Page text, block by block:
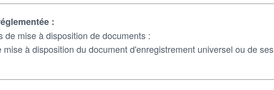
:
de mise à disposition de documents :
mise à disposition du document d'enregistrement universel ou de ses